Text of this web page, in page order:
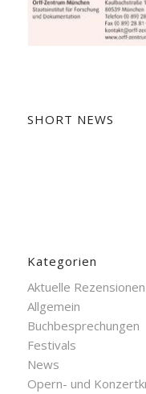
SHORT NEWS
Kategorien
Aktuelle
Allgemein
Buchbesprechungen
Festivals
News
Opern- und